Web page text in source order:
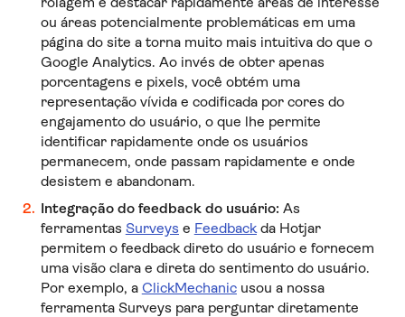
ou áreas potencialmente problemáticas em uma
página do site a torna muito mais intuitiva do que o
Google Analytics. Ao invés de obter apenas
porcentagens e pixels, você obtém uma
representação vívida e codificada por cores do
engajamento do usuário, o que lhe permite
identificar rapidamente onde os usuários
permanecem, onde passam rapidamente e onde
desistem e abandonam.
Integração do feedback do usuário: As
ferramentas Surveys e Feedbackda Hotjar
permitem o feedback direto do usuário e fornecem
uma visão clara e direta do sentimento do usuário.
Por exemplo, a ClickMechanicusou a nossa
ferramenta Surveys para perguntar diretamente